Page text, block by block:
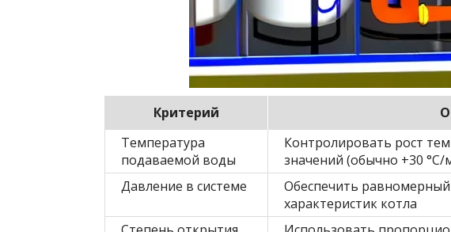
Критерий
Температура
подаваемой воды
Контролировать рост
значений (обычно +30 °C/
Давление в системе
Обеспечить равномерный
характеристик котла